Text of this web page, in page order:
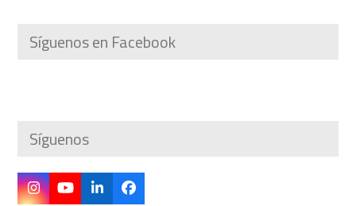
Síguenos en Facebook
Síguenos
Instagram
YouTubeLinkedInFacebook